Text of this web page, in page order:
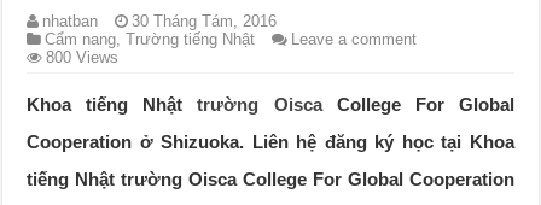
nhatban
30 Tháng Tám, 2016
Cẩm nang,Trường tiếng Nhật
Leave a comment
800 Views
Khoa tiếng Nhậttrường OiscaCollege For Global
Cooperation ở Shizuoka. Liên hệ đăng ký học tại Khoa
tiếng Nhật trường Oisca College For Global Cooperation